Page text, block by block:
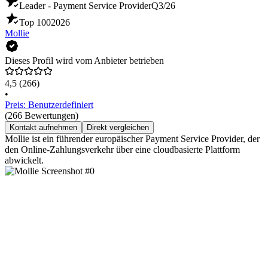
Leader - Payment Service ProviderQ3/26
Top 1002026
Mollie
Dieses Profil wird vom Anbieter betrieben
4,5 (266)
•
Preis: Benutzerdefiniert
(266 Bewertungen)
Kontakt aufnehmen Direkt vergleichen
Mollie ist ein führender europäischer Payment Service Provider, der
den Online-Zahlungsverkehr über eine cloudbasierte Plattform
abwickelt.